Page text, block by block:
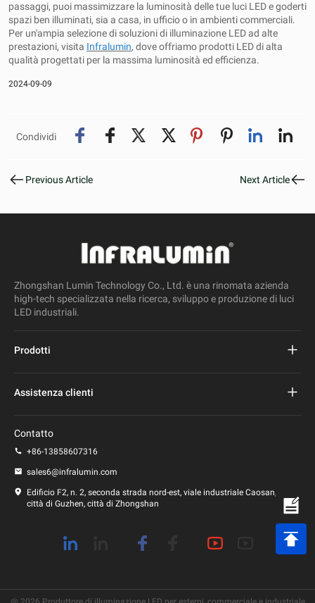
passaggi, puoi massimizzare la luminosità delle tue luci LED e goderti
spazi ben illuminati, sia a casa, in ufficio o in ambienti commerciali.
Per un'ampia selezione di soluzioni di illuminazione LED ad alte
prestazioni, visita Infralumin, dove offriamo prodotti LED di alta
qualità progettati per la massima luminosità ed efficienza.
2024-09-09
Condividi
Previous Article Next Article
Zhongshan Lumin Technology Co., Ltd. è una rinomata azienda
high-tech specializzata nella ricerca, sviluppo e produzione di luci
LED industriali.
Prodotti
Lampione a led
Assistenza clienti
politica sulla riservatezza
Contatto
+86-13858607316
sales6@infralumin.com
Edificio F2, n. 2, seconda strada nord-est, viale industriale Caosan,
città di Guzhen, città di Zhongshan